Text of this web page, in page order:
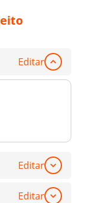
Editar
Editar
Editar